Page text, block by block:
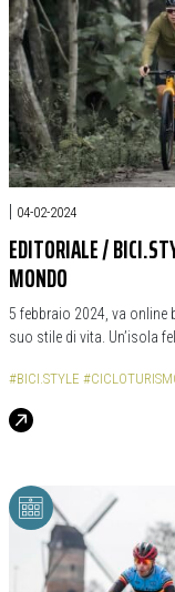
| 04-02-2024
EDITORIALE /
MONDO
5 febbraio 2024, va online
suo stile di vita. Un’isola
#BICI.STYLE